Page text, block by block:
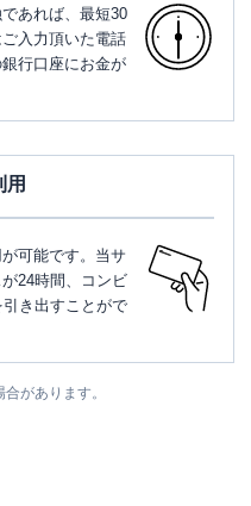
あれば、最短30
入力頂いた電話
行口座にお金が
用
可能です。当サ
24時間、コンビ
き出すことがで
があります。